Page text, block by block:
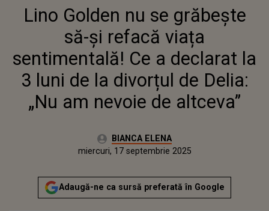
SĂ-ȘI REFACĂ VIAȚA
SENTIMENTALĂ! CE A
DECLARAT LA 3 LUNI DE LA
DIVORȚUL DE DELIA: „NU AM
NEVOIE DE ALTCEVA”
Lino Golden nu se grăbește
să-și refacă viața
sentimentală! Ce a declarat la
3 luni de la divorțul de Delia:
„Nu am nevoie de altceva”
Autor:BIANCA ELENA
miercuri, 17 septembrie 2025
Actualizat:
miercuri, 17 septembrie 2025
Adaugă-ne ca sursă preferată în Google